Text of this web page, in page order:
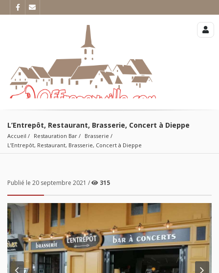
L’Entrepôt, Restaurant, Brasserie, Concert à Dieppe
Accueil Restauration Bar
Brasserie
L’Entrepôt, Restaurant, Brasserie, Concert à Dieppe
Publié le 20 septembre 2021 / 315